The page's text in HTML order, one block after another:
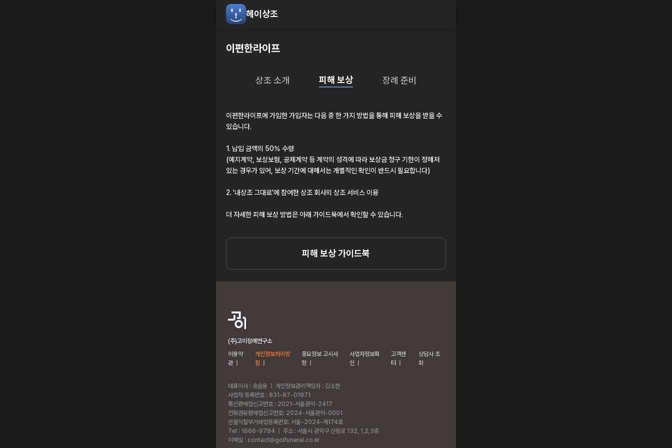
헤이상조
이편한라이프
상조 소개 피해 보상 장례 준비
이편한라이프에 가입한 가입자는 다음 중 한 가지 방법을 통해 피해 보상을 받을 수
있습니다.
1. 납입 금액의 50% 수령
(예치계약, 보상보험, 공제계약 등 계약의 성격에 따라 보상금 청구 기한이 정해져
있는 경우가 있어, 보상 기간에 대해서는 개별적인 확인이 반드시 필요합니다)
2. '내상조 그대로'에 참여한 상조 회사의 상조 서비스 이용
더 자세한 피해 보상 방법은 아래 가이드북에서 확인할 수 있습니다.
피해 보상 가이드북
(주)고이장례연구소
이용약
관
개인정보처리방
침
중요정보 고시사
항
사업자정보확
인
고객센
터
상담사 조
회
대표이사 : 송슬옹
개인정보관리책임자 : 김소현
사업자 등록번호 : 831-87-01971
통신판매업신고번호 : 2021-서울관악-2417
전화권유판매업신고번호: 2024-서울관악-0001
선불식할부거래업등록번호: 서울-2024-제174호
Tel : 1666-9784
주소 : 서울시 관악구 신림로 132, 1,2,3층
이메일 : contact@goifuneral.co.kr